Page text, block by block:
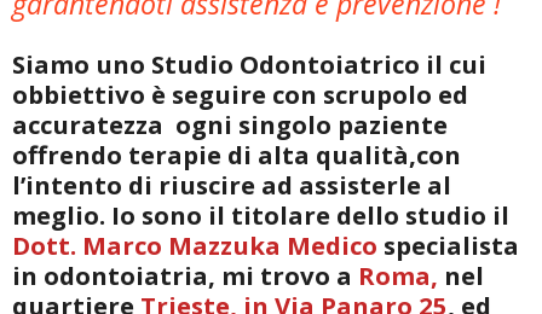
Siamo uno Studio Odontoiatrico il cui
obbiettivo è seguire con scrupolo ed
accuratezza ogni singolo paziente
offrendo terapie di alta qualità,con
l’intento di riuscire ad assisterle al
meglio. Io sono il titolare dello studio il
Dott. Marco Mazzuka Medico specialista
in odontoiatria, mi trovo a Roma, nel
quartiere Trieste, in Via Panaro 25, ed